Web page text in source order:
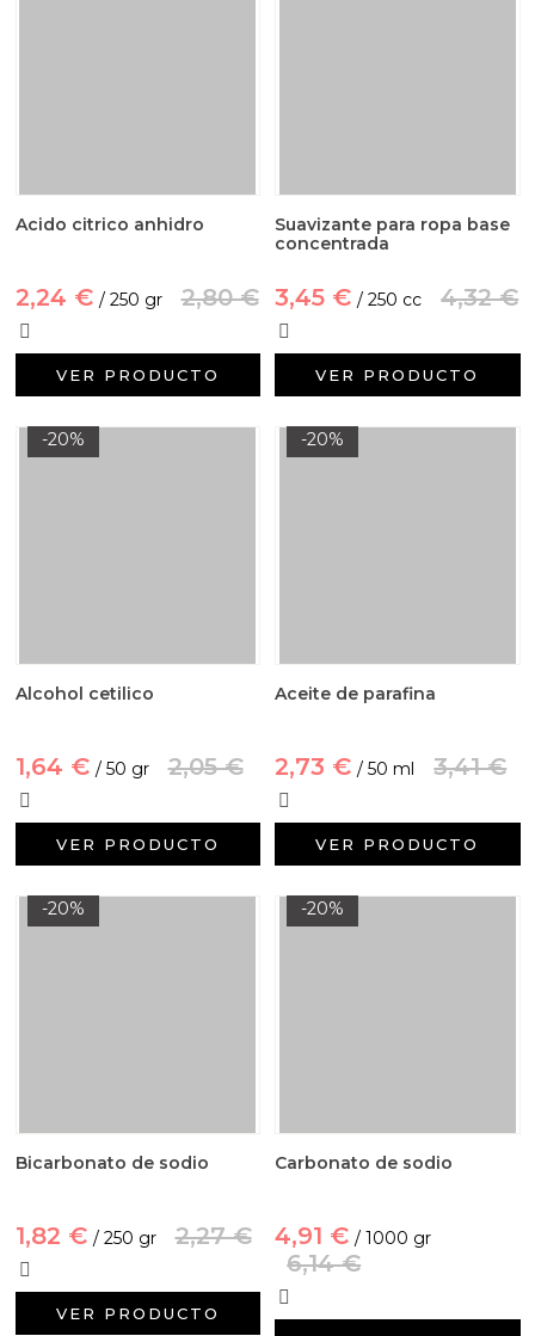
Acido citrico anhidro
2,24 € / 250 gr 2,80 €
VER PRODUCTO
Suavizante para ropa base
concentrada
3,45 € / 250 cc 4,32 €
VER PRODUCTO
-20%
Alcohol cetilico
1,64 € / 50 gr 2,05 €
VER PRODUCTO
-20%
Aceite de parafina
2,73 € / 50 ml 3,41 €
VER PRODUCTO
-20%
Bicarbonato de sodio
1,82 € / 250 gr 2,27 €
VER PRODUCTO
-20%
Carbonato de sodio
4,91 € / 1000 gr
6,14 €